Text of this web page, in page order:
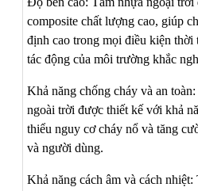
composite chất lượng cao, giúp
định cao trong mọi điều kiện thời
tác động của môi trường khắc
Khả năng chống cháy và an
ngoài trời được thiết kế với khả
thiểu nguy cơ cháy nổ và tăng
và người dùng.
Khả năng cách âm và cách